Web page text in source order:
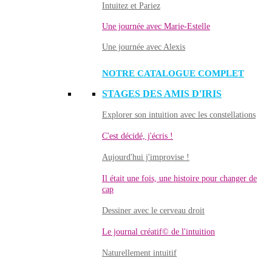
Intuitez et Pariez
Une journée avec Marie-Estelle
Une journée avec Alexis
NOTRE CATALOGUE COMPLET
STAGES DES AMIS D'IRIS
Explorer son intuition avec les constellations
C'est décidé, j'écris !
Aujourd'hui j'improvise !
Il était une fois, une histoire pour changer de
cap
Dessiner avec le cerveau droit
Le journal créatif© de l'intuition
Naturellement intuitif